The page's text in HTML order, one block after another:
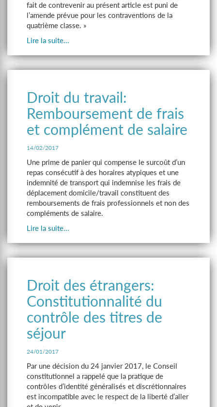
fait de contrevenir au présent article est puni de
l’amende prévue pour les contraventions de la
quatrième classe. »
Lire la suite...
Droit du travail:
Remboursement de frais
et complément de salaire
14/02/2017
Une prime de panier qui compense le surcoût d’un
repas consécutif à des horaires atypiques et une
indemnité de transport qui indemnise les frais de
déplacement domicile/travail constituent des
remboursements de frais professionnels et non des
compléments de salaire.
Lire la suite...
Droit des étrangers:
Constitutionnalité du
contrôle des titres de
séjour
24/01/2017
Par une décision du 24 janvier 2017, le Conseil
constitutionnel a rappelé que la pratique de
contrôles d’identité généralisés et discrétionnaires
est incompatible avec le respect de la liberté d’aller